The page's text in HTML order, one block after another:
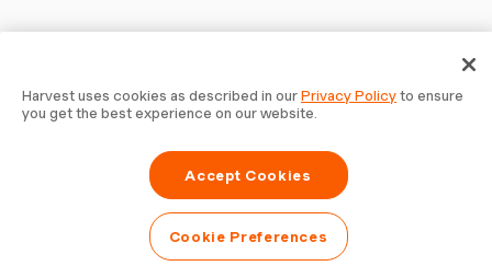
Harvest uses cookies as described in ourPrivacy Policyto ensure
you get the best experience on our website.
Accept Cookies
Cookie Preferences